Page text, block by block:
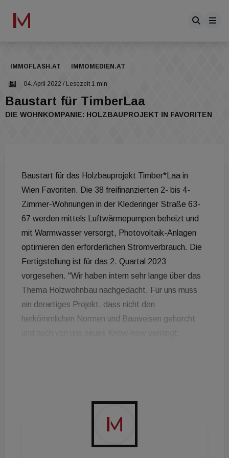
IMMOFLASH.AT IMMOMEDIEN.AT
04. April 2022 / Lesezeit 1 min
Baustart für TimberLaa
DIE WOHNKOMPANIE: HOLZBAUPROJEKT IN FAVORITEN
Baustart für das Holzbauprojekt Timber*Laa in
Wien Favoriten. Die 38 freifinanzierten 2- bis 4-
Zimmer-Wohnungen in der Klederinger Straße 63-
67 werden mittels Luftwärmepumpen beheizt und
mit Warmwasser versorgt, Photovoltaik-Anlagen
optimieren den erforderlichen Stromverbrauch. Die
Fertigstellung ist für das 2. Quartal 2023
vorgesehen. "Wir haben intern sehr lange über das
Thema Holzwohnbau nachgedacht. Für uns muss
ein derartiges Projekt, dass nicht den
herkömmlichen Normen und Bauweisen gehorcht
Vollholzelementen. Die Außenwände werden in
Holzriegelbauweise errichtet und mit
Zellulosedämmung versehen - dieser Einsatz von
nachwachsenden Rohstoffen ist uns besonders